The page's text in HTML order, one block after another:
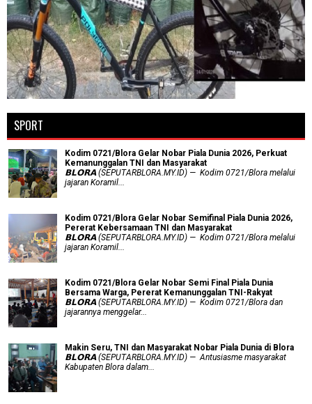
SPORT
Kodim 0721/Blora Gelar Nobar Piala Dunia 2026, Perkuat
Kemanunggalan TNI dan Masyarakat
𝗕𝗟𝗢𝗥𝗔 (SEPUTARBLORA.MY.ID) — Kodim 0721/Blora melalui
jajaran Koramil...
Kodim 0721/Blora Gelar Nobar Semifinal Piala Dunia 2026,
Pererat Kebersamaan TNI dan Masyarakat
𝗕𝗟𝗢𝗥𝗔 (SEPUTARBLORA.MY.ID) — Kodim 0721/Blora melalui
jajaran Koramil...
Kodim 0721/Blora Gelar Nobar Semi Final Piala Dunia
Bersama Warga, Pererat Kemanunggalan TNI-Rakyat
𝗕𝗟𝗢𝗥𝗔 (SEPUTARBLORA.MY.ID) — Kodim 0721/Blora dan
jajarannya menggelar...
Makin Seru, TNI dan Masyarakat Nobar Piala Dunia di Blora
𝗕𝗟𝗢𝗥𝗔 (SEPUTARBLORA.MY.ID) — Antusiasme masyarakat
Kabupaten Blora dalam...